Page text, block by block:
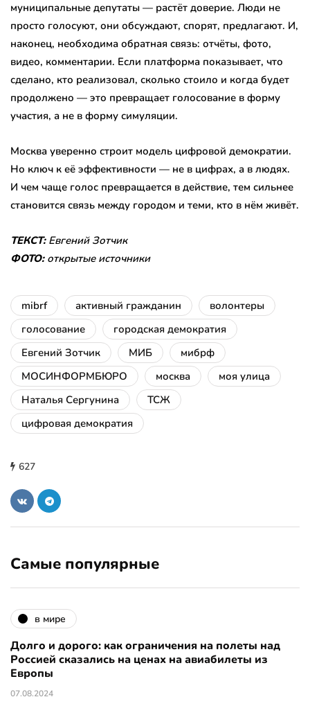
муниципальные депутаты — растёт доверие. Люди не
просто голосуют, они обсуждают, спорят, предлагают. И,
наконец, необходима обратная связь: отчёты, фото,
видео, комментарии. Если платформа показывает, что
сделано, кто реализовал, сколько стоило и когда будет
продолжено — это превращает голосование в форму
участия, а не в форму симуляции.
Москва уверенно строит модель цифровой демократии.
Но ключ к её эффективности — не в цифрах, а в людях.
И чем чаще голос превращается в действие, тем сильнее
становится связь между городом и теми, кто в нём живёт.
ТЕКСТ: Евгений Зотчик
ФОТО: открытые источники
mibrf активный гражданин
волонтеры
голосование
городская демократия
Евгений Зотчик
МИБ
мибрф
МОСИНФОРМБЮРО
москва
моя улица
Наталья Сергунина
ТСЖ
цифровая демократия
627
Самые популярные
в мире
Долго и дорого: как ограничения на полеты над
Россией сказались на ценах на авиабилеты из
Европы
07.08.2024